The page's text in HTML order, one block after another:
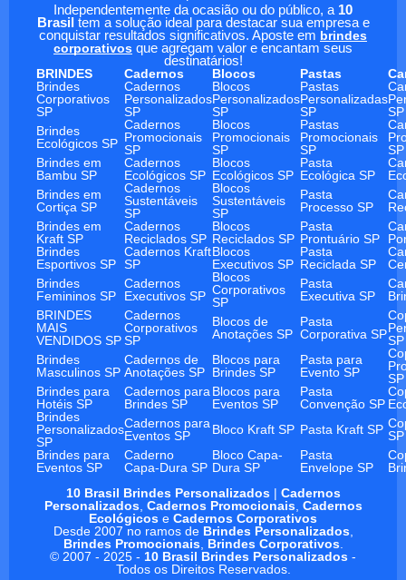
Independentemente da ocasião ou do público, a 10
Brasil tem a solução ideal para destacar sua empresa e
conquistar resultados significativos. Aposte em brindes
corporativos que agregam valor e encantam seus
destinatários!
BRINDES
Cadernos Blocos Pastas
Brindes
Corporativos
SP
Cadernos
Personalizados
SP
Blocos
Personalizados
SP
Pastas
Personalizadas
SP
SP
Brindes
Ecológicos SP
Cadernos
Promocionais
SP
Blocos
Promocionais
SP
Pastas
Promocionais
SP
SP
Brindes em
Bambu SP
Cadernos
Ecológicos SP
Blocos
Ecológicos SP
Pasta
Ecológica SP
Brindes em
Cortiça SP
Cadernos
Sustentáveis
SP
Blocos
Sustentáveis
SP
Pasta
Processo SP
Brindes em
Kraft SP
Cadernos
Reciclados SP
Blocos
Reciclados SP
Pasta
Prontuário SP
Brindes
Esportivos SP
Cadernos Kraft
SP
Blocos
Executivos SP
Pasta
Reciclada SP
Brindes
Femininos SP
Cadernos
Executivos SP
Blocos
Corporativos
SP
Pasta
Executiva SP
BRINDES
MAIS
VENDIDOS SP
Cadernos
Corporativos
SP
Blocos de
Anotações SP
Pasta
Corporativa SPSP
Brindes
Masculinos SP
Cadernos de
Anotações SP
Blocos para
Brindes SP
Pasta para
Evento SP
SP
Brindes para
Hotéis SP
Cadernos para
Brindes SP
Blocos para
Eventos SP
Pasta
Convenção SP
Brindes
Personalizados
SP
Cadernos para
Eventos SP
Bloco Kraft SP Pasta Kraft SP SP
Brindes para
Eventos SP
Caderno
Capa-Dura SP
Bloco Capa-
Dura SP
Pasta
Envelope SP
10 Brasil Brindes Personalizados| Cadernos
Personalizados, Cadernos Promocionais, Cadernos
Ecológicos e Cadernos Corporativos
Desde 2007 no ramos de Brindes Personalizados,
Brindes Promocionais, Brindes Corporativos.
© 2007 - 2025 - 10 Brasil Brindes Personalizados -
Todos os Direitos Reservados.